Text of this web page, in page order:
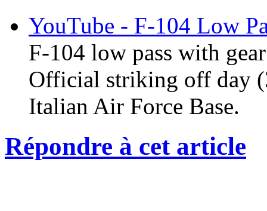
YouTube - F-104 Low
F-104 low pass with
Official striking off day
Italian Air Force Base.
Répondre à cet article